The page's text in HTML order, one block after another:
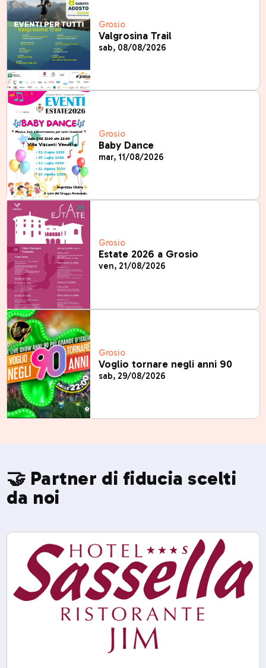
Grosio
Valgrosina Trail
sab, 08/08/2026
Grosio
Baby Dance
mar, 11/08/2026
Grosio
Estate 2026 a Grosio
ven, 21/08/2026
Grosio
Voglio tornare negli anni 90
sab, 29/08/2026
🤝 Partner di fiducia scelti
da noi